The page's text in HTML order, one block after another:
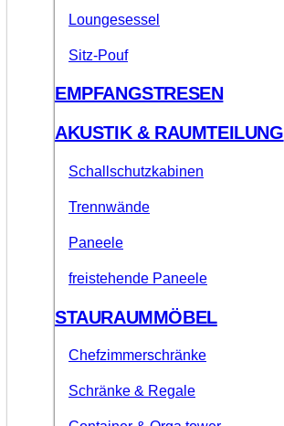
Loungesessel
Sitz-Pouf
EMPFANGSTRESEN
AKUSTIK & RAUMTEILUNG
Schallschutzkabinen
Trennwände
Paneele
freistehende Paneele
STAURAUMMÖBEL
Chefzimmerschränke
Schränke & Regale